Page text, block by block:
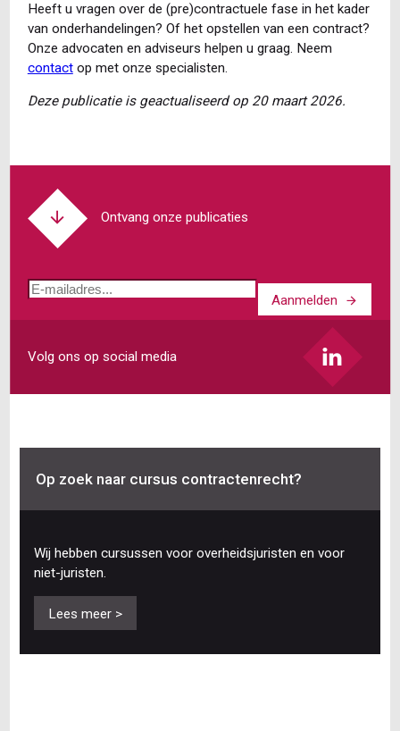
Heeft u vragen over de (pre)contractuele fase in het kader
van onderhandelingen? Of het opstellen van een contract?
Onze advocaten en adviseurs helpen u graag. Neem
contactop met onze specialisten.
Deze publicatie is geactualiseerd op 20 maart 2026.
Ontvang onze publicaties
E-
Aanmelden
Volg ons op social media
Op zoek naar cursus contractenrecht?
Wij hebben cursussen voor overheidsjuristen en voor
niet-juristen.
Lees meer >